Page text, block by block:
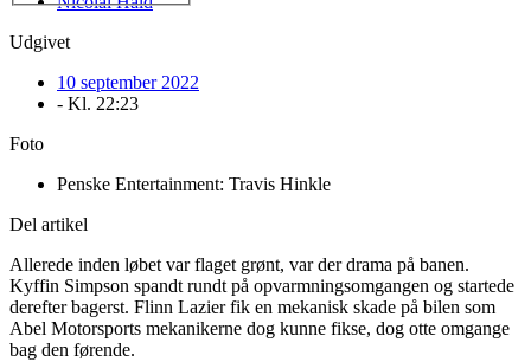
Udgivet
10 september 2022
- Kl. 22:23
Foto
Penske Entertainment: Travis Hinkle
Del artikel
Allerede inden løbet var flaget grønt, var der drama på banen.
Kyffin Simpson spandt rundt på opvarmningsomgangen og startede
derefter bagerst. Flinn Lazier fik en mekanisk skade på bilen som
Abel Motorsports mekanikerne dog kunne fikse, dog otte omgange
bag den førende.